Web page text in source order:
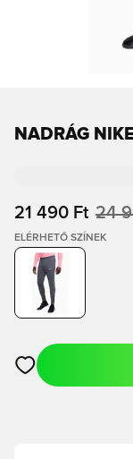
NADRÁG
21 490 Ft 24
ELÉRHETŐ SZÍNEK
Megnyit egy